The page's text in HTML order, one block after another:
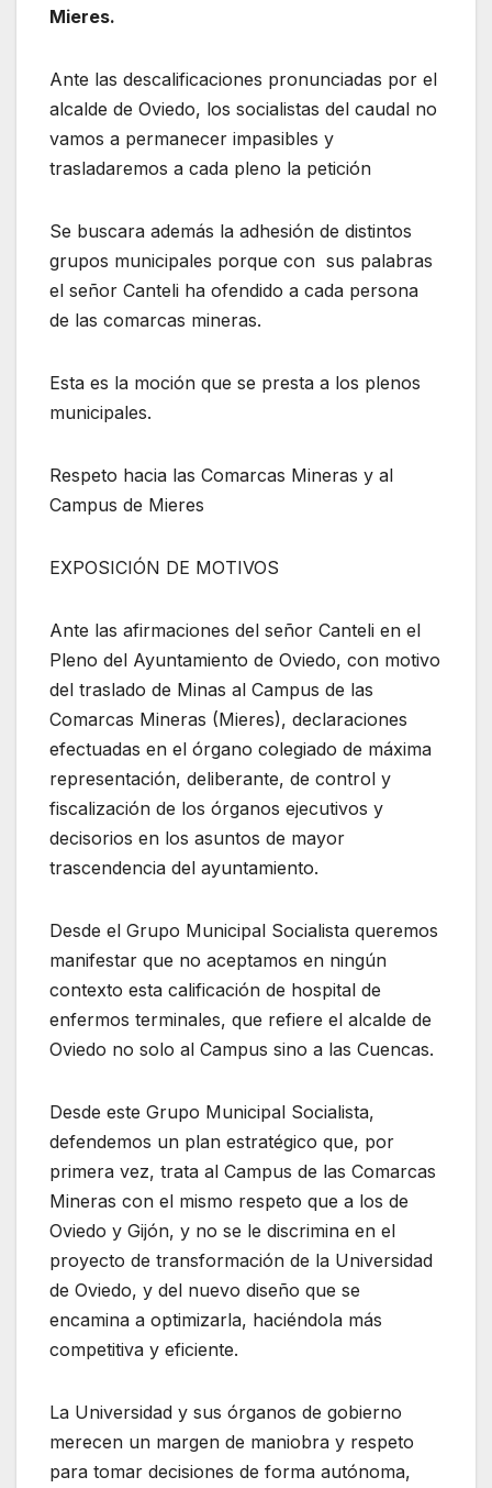
Mieres.
Ante las descalificaciones pronunciadas por el
alcalde de Oviedo, los socialistas del caudal no
vamos a permanecer impasibles y
trasladaremos a cada pleno la petición
Se buscara además la adhesión de distintos
grupos municipales porque con sus palabras
el señor Canteli ha ofendido a cada persona
de las comarcas mineras.
Esta es la moción que se presta a los plenos
municipales.
Respeto hacia las Comarcas Mineras y al
Campus de Mieres
EXPOSICIÓN DE MOTIVOS
Ante las afirmaciones del señor Canteli en el
Pleno del Ayuntamiento de Oviedo, con motivo
del traslado de Minas al Campus de las
Comarcas Mineras (Mieres), declaraciones
efectuadas en el órgano colegiado de máxima
representación, deliberante, de control y
fiscalización de los órganos ejecutivos y
decisorios en los asuntos de mayor
trascendencia del ayuntamiento.
Desde el Grupo Municipal Socialista queremos
manifestar que no aceptamos en ningún
contexto esta calificación de hospital de
enfermos terminales, que refiere el alcalde de
Oviedo no solo al Campus sino a las Cuencas.
Desde este Grupo Municipal Socialista,
defendemos un plan estratégico que, por
primera vez, trata al Campus de las Comarcas
Mineras con el mismo respeto que a los de
Oviedo y Gijón, y no se le discrimina en el
proyecto de transformación de la Universidad
de Oviedo, y del nuevo diseño que se
encamina a optimizarla, haciéndola más
competitiva y eficiente.
La Universidad y sus órganos de gobierno
merecen un margen de maniobra y respeto
para tomar decisiones de forma autónoma,